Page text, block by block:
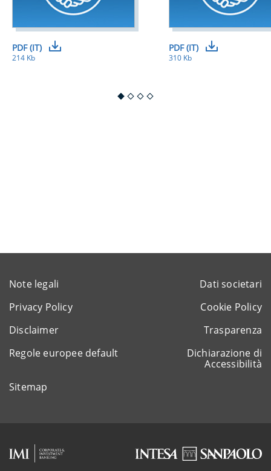
PDF (IT)
214 Kb
PDF (IT)
310 Kb
Note legali
Dati societari
Privacy Policy
Cookie Policy
Disclaimer
Trasparenza
Regole europee default
Dichiarazione di
Accessibilità
Sitemap